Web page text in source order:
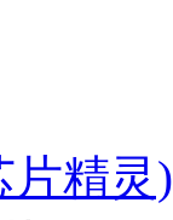
片精